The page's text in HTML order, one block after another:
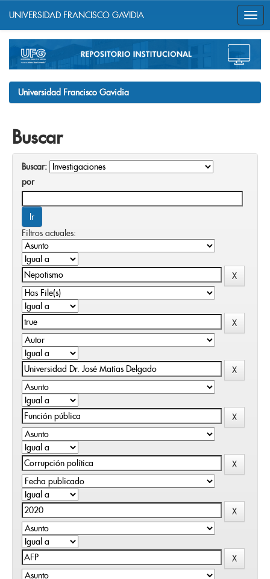
navigation
UNIVERSIDAD FRANCISCO GAVIDIA
Universidad Francisco Gavidia
Buscar
Buscar:
por
Filtros actuales: